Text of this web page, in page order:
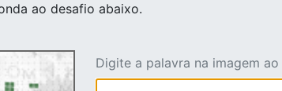
ao desafio abaixo.
Digite a palavra na imagem